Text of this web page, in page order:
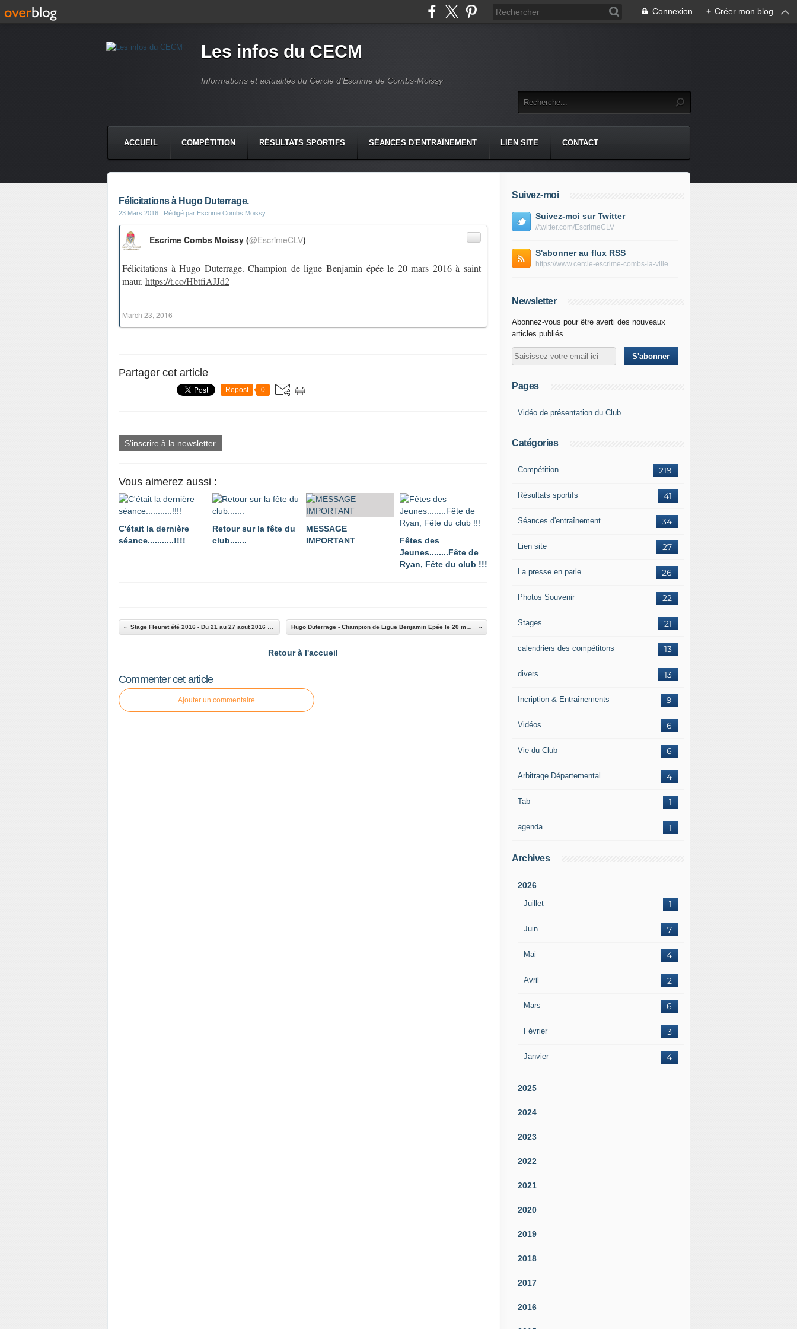
Connexion + Créer mon blog
Les infos du CECM
Informations et actualités du Cercle d'Escrime de Combs-Moissy
ACCUEIL COMPÉTITION RÉSULTATS SPORTIFS SÉANCES D'ENTRAÎNEMENT LIEN SITE CONTACT
Félicitations à Hugo Duterrage.
23 Mars 2016 , Rédigé par Escrime Combs Moissy
Félicitations à Hugo Duterrage. Champion de ligue Benjamin épée le 20 mars 2016 à saint
maur. https://t.co/HbtfiAJJd2
Escrime Combs Moissy (@EscrimeCLV)
March 23, 2016
Partager cet article
Repost 0
S'inscrire à la newsletter
Vous aimerez aussi :
C'était la dernière
séance...........!!!!
Retour sur la fête du
club.......
MESSAGE
IMPORTANT
Fêtes des
Jeunes........Fête de
Ryan, Fête du club !!!
Retour à l'accueil
Commenter cet article
Ajouter un commentaire
Suivez-moi
Suivez-moi sur Twitter
//twitter.com/EscrimeCLV
S'abonner au flux RSS
https://www.cercle-escrime-combs-la-ville.fr/rss
Newsletter
Abonnez-vous pour être averti des nouveaux
articles publiés.
Pages
Vidéo de présentation du Club
Catégories
219
Compétition
41
Résultats sportifs
34
Séances d'entraînement
27
Lien site
26
La presse en parle
22
Photos Souvenir
21
Stages
13
calendriers des compétitons
13
divers
9
Incription & Entraînements
6
Vidéos
6
Vie du Club
4
Arbitrage Départemental
1
Tab
1
agenda
Archives
2026
Juillet 1
Juin 7
Mai 4
Avril 2
Mars 6
Février 3
Janvier 4
2025
2024
2023
2022
2021
2020
2019
2018
2017
2016